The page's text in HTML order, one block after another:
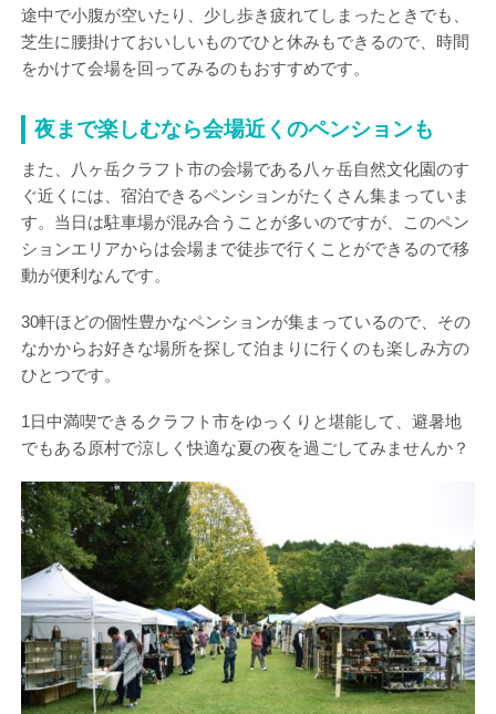
途中で小腹が空いたり、少し歩き疲れてしまったときでも、
芝生に腰掛けておいしいものでひと休みもできるので、時間
をかけて会場を回ってみるのもおすすめです。
夜まで楽しむなら会場近くのペンションも
また、八ヶ岳クラフト市の会場である八ヶ岳自然文化園のす
ぐ近くには、宿泊できるペンションがたくさん集まっていま
す。当日は駐車場が混み合うことが多いのですが、このペン
ションエリアからは会場まで徒歩で行くことができるので移
動が便利なんです。
30軒ほどの個性豊かなペンションが集まっているので、その
なかからお好きな場所を探して泊まりに行くのも楽しみ方の
ひとつです。
1日中満喫できるクラフト市をゆっくりと堪能して、避暑地
でもある原村で涼しく快適な夏の夜を過ごしてみませんか？